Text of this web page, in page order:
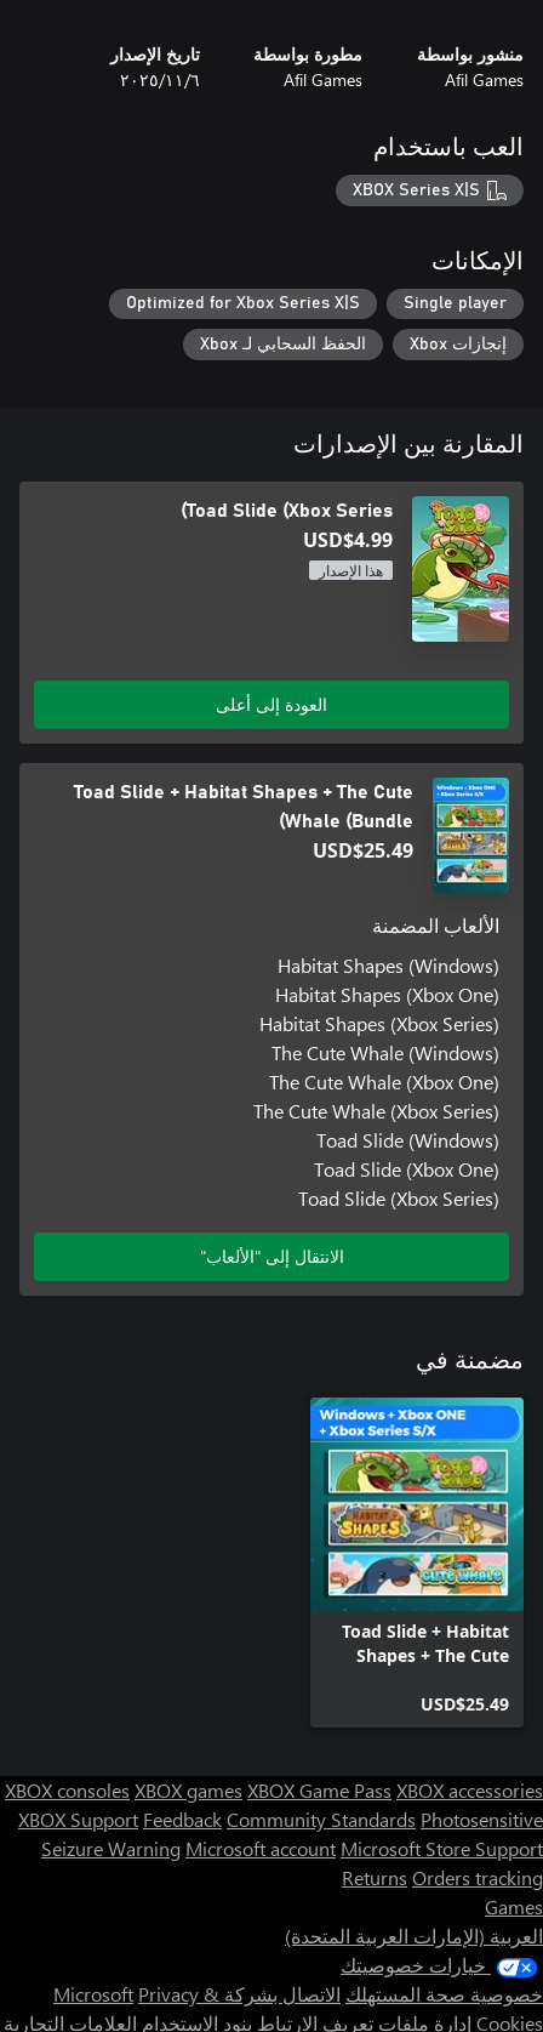
تتوهج الكتل بلطف عندما توضع في المكان الصحيح، مما يساعدك على
استكشف المستنقع السحري، عالمًا مقسومًا بين ضوء النهار الناعم
وغموض الليل العميق. أتقن قوة الضفدع الحارس وأثبت أنك سيد الألغاز
الحقيقي!
منشور بواسطة
Afil Games
مطورة بواسطة
Afil Games
تاريخ الإصدار
٦‏/١١‏/٢٠٢٥
العب باستخدام
XBOX Series X|S
الإمكانات
Single player
Optimized for Xbox Series X|S
إنجازات Xbox الحفظ السحابي لـ Xbox
المقارنة بين الإصدارات
Toad Slide (Xbox Series)
USD$4.99
هذا الإصدار
العودة إلى أعلى
Toad Slide + Habitat Shapes + The Cute
Whale (Bundle)
USD$25.49
الألعاب المضمنة
Habitat Shapes (Windows)
Habitat Shapes (Xbox One)
Habitat Shapes (Xbox Series)
The Cute Whale (Windows)
The Cute Whale (Xbox One)
The Cute Whale (Xbox Series)
Toad Slide (Windows)
Toad Slide (Xbox One)
Toad Slide (Xbox Series)
الانتقال إلى "الألعاب"
مضمنة في
Toad Slide + Habitat
Shapes + The Cute
USD$25.49
XBOX consoles XBOX games XBOX Game Pass XBOX accessories
XBOX Support FeedbackCommunity Standards Photosensitive
Seizure Warning Microsoft account Microsoft Store Support
Returns Orders tracking
Games
العربية (الإمارات العربية المتحدة)
خيارات خصوصيتك
خصوصية صحة المستهلك الاتصال بشركة Microsoft Privacy &
Cookies إدارة ملفات تعريف الارتباط بنود الاستخدام العلامات التجارية